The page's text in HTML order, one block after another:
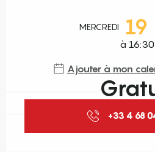
MERCREDI 19
à 16:30
Ajouter à mon
+33 4 68